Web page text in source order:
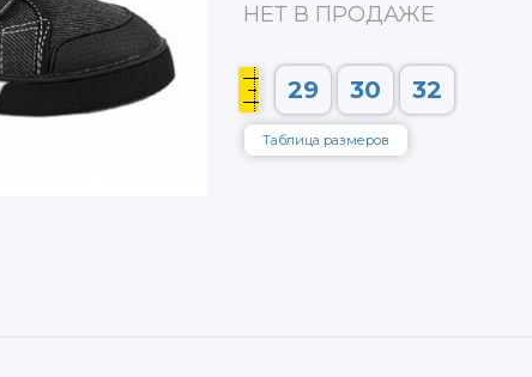
НЕТ В ПРОДАЖЕ
29 30 32
Таблица размеров